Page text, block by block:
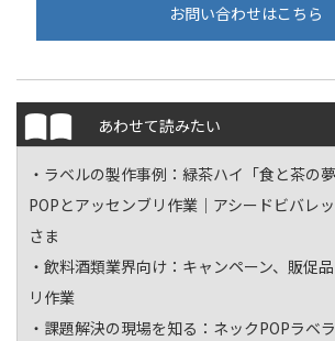
お問い合わせはこちら
あわせて読みたい
・ラベルの製作事例： 緑茶ハイ「食と茶の
POPとアッセンブリ作業｜アシードビバレ
さま
・飲料酒類業界向け： キャンペーン、販促
リ作業
・課題解決の現場を知る： ネックPOPラベ